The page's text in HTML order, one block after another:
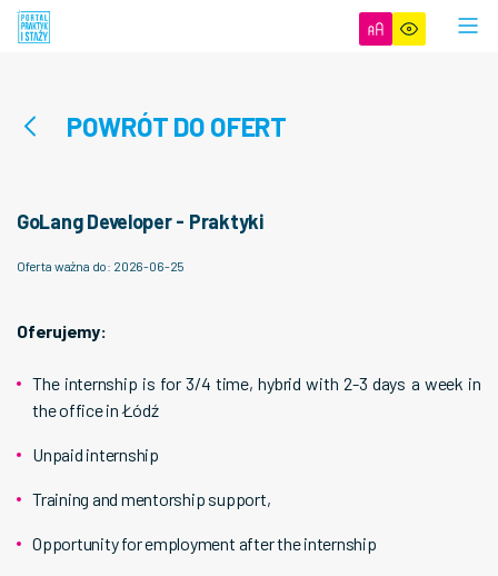
POWRÓT DO OFERT
GoLang Developer - Praktyki
Oferta ważna do: 2026-06-25
Oferujemy:
The internship is for 3/4 time, hybrid with 2-3 days a week in
the office in Łódź
Unpaid internship
Training and mentorship support,
Opportunity for employment after the internship